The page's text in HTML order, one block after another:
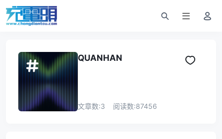
QUANHAN
文章数:3 阅读数:87456